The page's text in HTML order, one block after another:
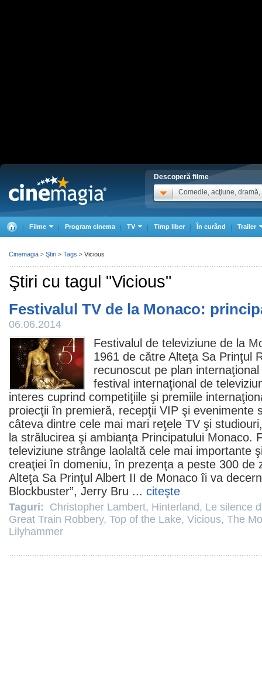
Descoperă filme
Comedie, acţiune, dramă,
Filme Program cinema TV Timp liber În curând Trailer
Ştiri cu tagul "Vicious"
Festivalul TV de la Monaco:
06.06.2014
Festivalul de televiziune de la
1961 de către Alteţa Sa Prinţul
recunoscut pe plan
festival internaţional de
interes cuprind competiţiile şi premiile
proiecţii în premieră, recepţii VIP şi evenimente
câteva dintre cele mai mari reţele TV şi
la strălucirea şi ambianţa Principatului Monaco.
televiziune strânge laolaltă cele mai importante
creaţiei în domeniu, în prezenţa a peste 300 de
Alteţa Sa Prinţul Albert II de Monaco îi va
Blockbuster”, Jerry Bru ... citeşte
Taguri: Christopher Lambert, Hinterland, Le silence
Great Train Robbery, Top of the Lake, Vicious, The
Lilyhammer
Cinemagia > Ştiri > Tags > Vicious